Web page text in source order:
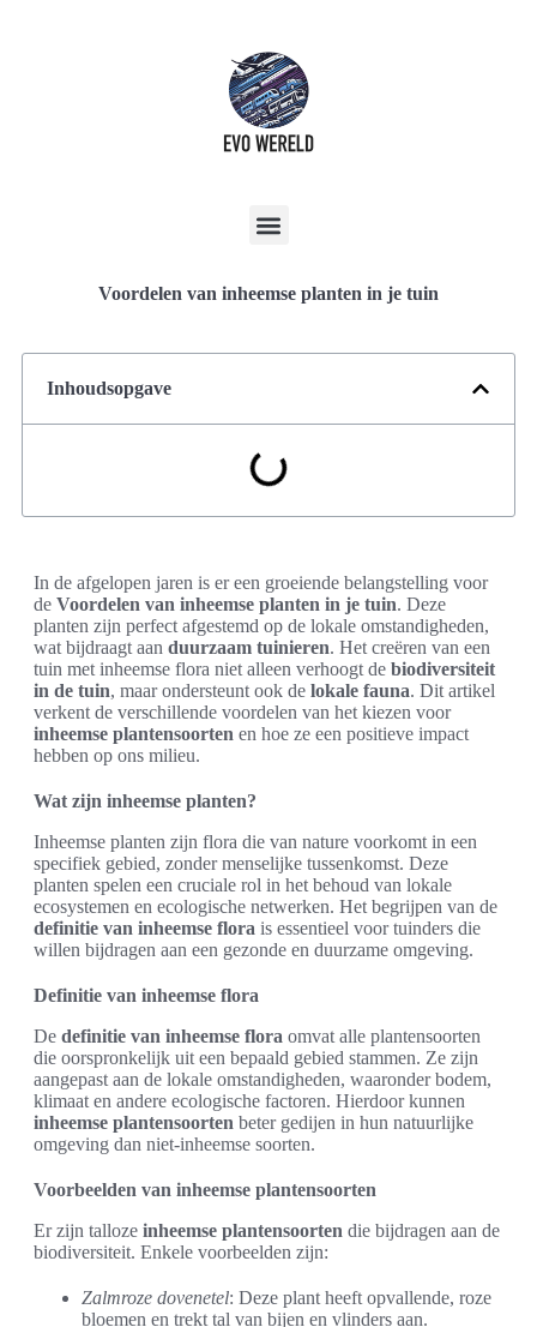
Voordelen van inheemse planten in je tuin
Inhoudsopgave
In de afgelopen jaren is er een groeiende belangstelling voor
de Voordelen van inheemse planten in je tuin. Deze
planten zijn perfect afgestemd op de lokale omstandigheden,
wat bijdraagt aan duurzaam tuinieren. Het creëren van een
tuin met inheemse flora niet alleen verhoogt de biodiversiteit
in de tuin, maar ondersteunt ook de lokale fauna. Dit artikel
verkent de verschillende voordelen van het kiezen voor
inheemse plantensoorten en hoe ze een positieve impact
hebben op ons milieu.
Wat zijn inheemse planten?
Inheemse planten zijn flora die van nature voorkomt in een
specifiek gebied, zonder menselijke tussenkomst. Deze
planten spelen een cruciale rol in het behoud van lokale
ecosystemen en ecologische netwerken. Het begrijpen van de
definitie van inheemse flora is essentieel voor tuinders die
willen bijdragen aan een gezonde en duurzame omgeving.
Definitie van inheemse flora
De definitie van inheemse flora omvat alle plantensoorten
die oorspronkelijk uit een bepaald gebied stammen. Ze zijn
aangepast aan de lokale omstandigheden, waaronder bodem,
klimaat en andere ecologische factoren. Hierdoor kunnen
inheemse plantensoorten beter gedijen in hun natuurlijke
omgeving dan niet-inheemse soorten.
Voorbeelden van inheemse plantensoorten
Er zijn talloze inheemse plantensoorten die bijdragen aan de
biodiversiteit. Enkele voorbeelden zijn:
Zalmroze dovenetel: Deze plant heeft opvallende, roze
bloemen en trekt tal van bijen en vlinders aan.